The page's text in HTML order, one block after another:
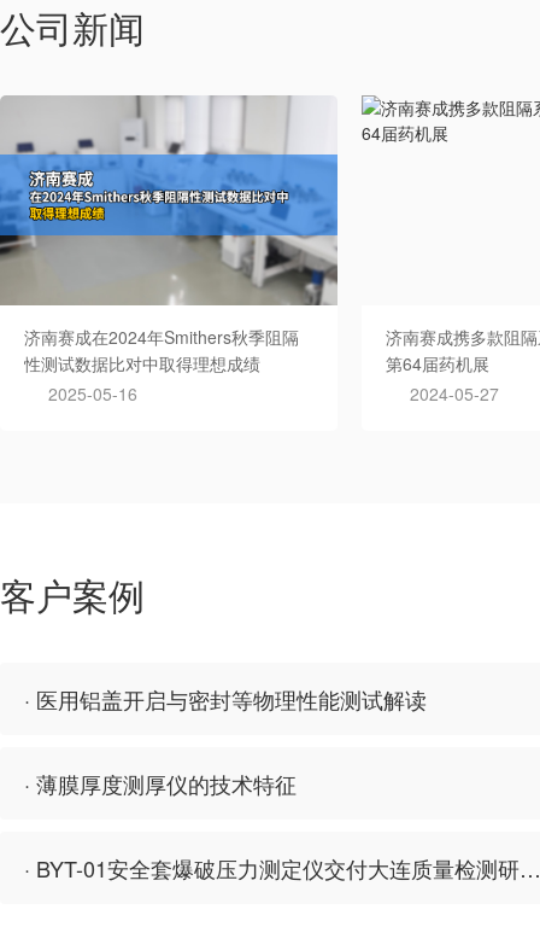
公司新闻
济南赛成在2024年Smithers秋季阻隔
性测试数据比对中取得理想成绩
2025-05-16
济南赛成携多款阻
第64届药机展
2024-05-27
客户案例
· 医用铝盖开启与密封等物理性能测试解读
· 薄膜厚度测厚仪的技术特征
· BYT-01安全套爆破压力测定仪交付大连质量检测研究院